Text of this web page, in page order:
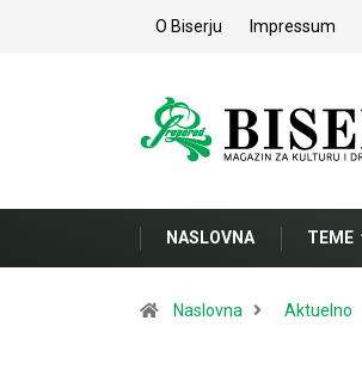
O Biserju Impressum
NASLOVNA TEME
Naslovna Aktuelno